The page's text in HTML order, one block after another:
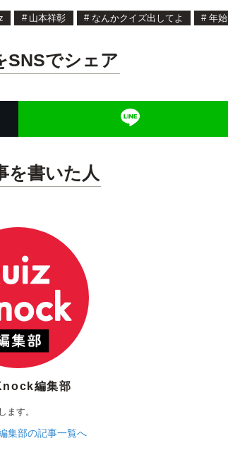
# 山本祥彰 # なんかクイズ出してよ # 年始
SNSでシェア
を書いた人
編集部
ます。
集部の記事一覧へ